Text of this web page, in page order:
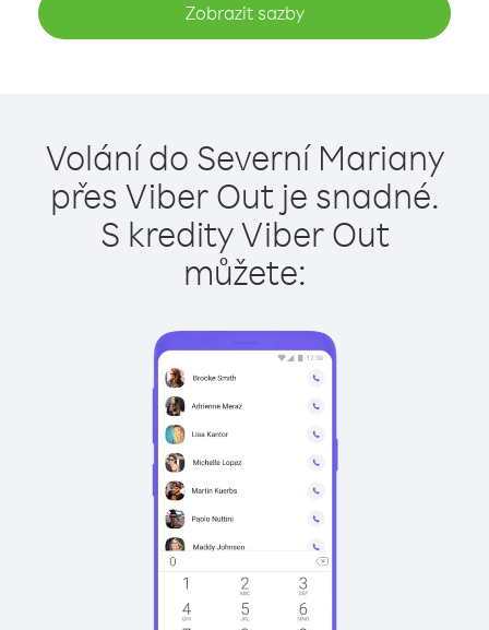
Zobrazit sazby
Volání do Severní Mariany
přes Viber Out je snadné.
S kredity Viber Out
můžete: